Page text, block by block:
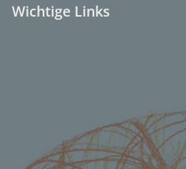
Wichtige Links